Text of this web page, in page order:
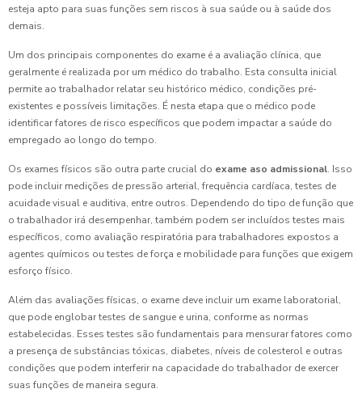
esteja apto para suas funções sem riscos à sua saúde ou à saúde dos
demais.
Um dos principais componentes do exame é a avaliação clínica, que
geralmente é realizada por um médico do trabalho. Esta consulta inicial
permite ao trabalhador relatar seu histórico médico, condições pré-
existentes e possíveis limitações. É nesta etapa que o médico pode
identificar fatores de risco específicos que podem impactar a saúde do
empregado ao longo do tempo.
Os exames físicos são outra parte crucial do exame aso admissional. Isso
pode incluir medições de pressão arterial, frequência cardíaca, testes de
acuidade visual e auditiva, entre outros. Dependendo do tipo de função que
o trabalhador irá desempenhar, também podem ser incluídos testes mais
específicos, como avaliação respiratória para trabalhadores expostos a
agentes químicos ou testes de força e mobilidade para funções que exigem
esforço físico.
Além das avaliações físicas, o exame deve incluir um exame laboratorial,
que pode englobar testes de sangue e urina, conforme as normas
estabelecidas. Esses testes são fundamentais para mensurar fatores como
a presença de substâncias tóxicas, diabetes, níveis de colesterol e outras
condições que podem interferir na capacidade do trabalhador de exercer
suas funções de maneira segura.